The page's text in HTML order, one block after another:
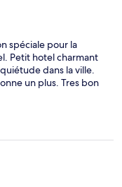
spéciale pour la
Petit hotel charmant
dans la ville.
un plus. Tres bon